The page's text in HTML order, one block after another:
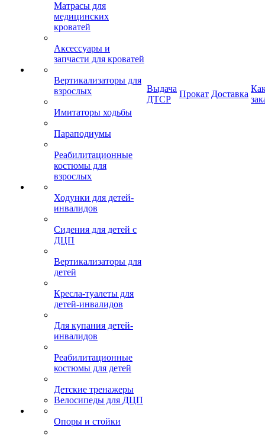
Матрасы для
медицинских
кроватей
Аксессуары и
запчасти для кроватей
Вертикализаторы для
взрослых
Имитаторы ходьбы
Параподиумы
Реабилитационные
костюмы для
взрослых
Ходунки для детей-
инвалидов
Сидения для детей с
ДЦП
Вертикализаторы для
детей
Кресла-туалеты для
детей-инвалидов
Для купания детей-
инвалидов
Реабилитационные
костюмы для детей
Детские тренажеры
Велосипеды для ДЦП
Опоры и стойки
Выдача
ДТСР
Прокат Доставка